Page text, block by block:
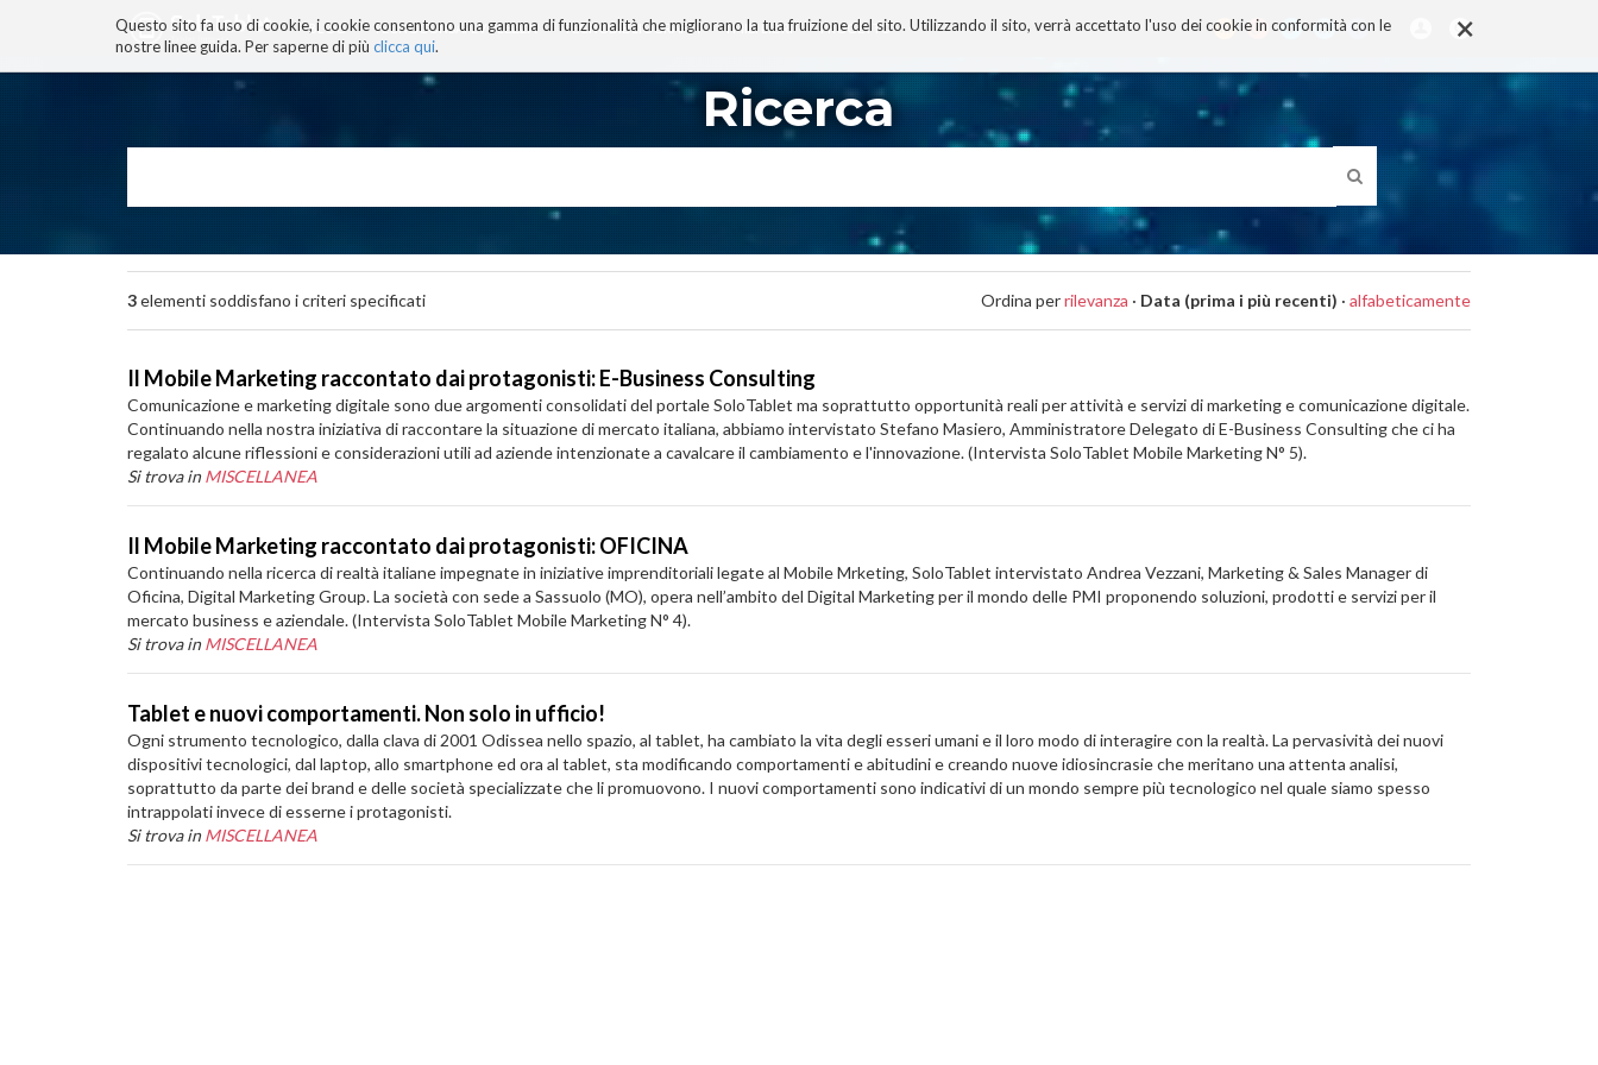
×
Questo sito fa uso di cookie, i cookie consentono una gamma di funzionalità che migliorano la tua fruizione del sito. Utilizzando il sito, verrà accettato l'uso dei cookie in conformità con le
nostre linee guida. Per saperne di più clicca qui.
BLOG TECNOCONSAPEVOLEZZA TECNOBIBLIOGRAFIA I MIEI LIBRI PROGETTO
navigazione
Ricerca
3elementi soddisfano i criteri specificati Ordina perrilevanza · Data (prima i più recenti) · alfabeticamente
Il Mobile Marketing raccontato dai protagonisti: E-Business Consulting
Comunicazione e marketing digitale sono due argomenti consolidati del portale SoloTablet ma soprattutto opportunità reali per attività e servizi di marketing e comunicazione digitale.
Continuando nella nostra iniziativa di raccontare la situazione di mercato italiana, abbiamo intervistato Stefano Masiero, Amministratore Delegato di E-Business Consulting che ci ha
regalato alcune riflessioni e considerazioni utili ad aziende intenzionate a cavalcare il cambiamento e l'innovazione. (Intervista SoloTablet Mobile Marketing N° 5).
Si trova in MISCELLANEA
Il Mobile Marketing raccontato dai protagonisti: OFICINA
Continuando nella ricerca di realtà italiane impegnate in iniziative imprenditoriali legate al Mobile Mrketing, SoloTablet intervistato Andrea Vezzani, Marketing & Sales Manager di
Oficina, Digital Marketing Group. La società con sede a Sassuolo (MO), opera nell’ambito del Digital Marketing per il mondo delle PMI proponendo soluzioni, prodotti e servizi per il
mercato business e aziendale. (Intervista SoloTablet Mobile Marketing N° 4).
Si trova in MISCELLANEA
Tablet e nuovi comportamenti. Non solo in ufficio!
Ogni strumento tecnologico, dalla clava di 2001 Odissea nello spazio, al tablet, ha cambiato la vita degli esseri umani e il loro modo di interagire con la realtà. La pervasività dei nuovi
dispositivi tecnologici, dal laptop, allo smartphone ed ora al tablet, sta modificando comportamenti e abitudini e creando nuove idiosincrasie che meritano una attenta analisi,
soprattutto da parte dei brand e delle società specializzate che li promuovono. I nuovi comportamenti sono indicativi di un mondo sempre più tecnologico nel quale siamo spesso
intrappolati invece di esserne i protagonisti.
Si trova in MISCELLANEA